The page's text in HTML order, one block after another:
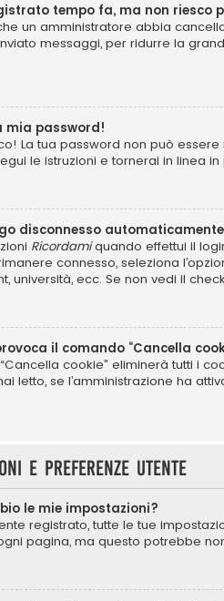
tempo fa, ma non riesco
un amministratore abbia
messaggi, per ridurre la
mia password!
La tua password non può
le istruzioni e tornerai in linea
disconnesso
Ricordamiquando effettui il
connesso, seleziona
università, ecc. Se non vedi il
il comando “Cancella
cookie” eliminerà tutti i
letto, se l’amministrazione ha
e preferenze utente
le mie impostazioni?
registrato, tutte le tue
pagina, ma questo potrebbe